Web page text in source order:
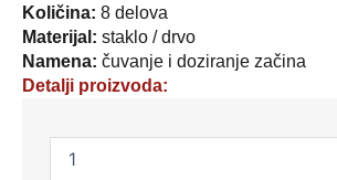
Količina: 8 delova
Materijal: staklo / drvo
Namena: čuvanje i doziranje začina
Detalji proizvoda: